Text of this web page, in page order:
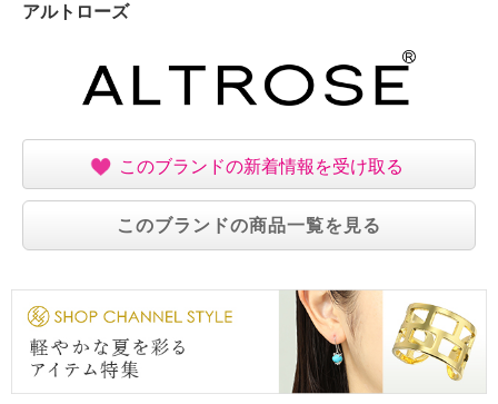
アルトローズ
このブランドの新着情報を受け取る
このブランドの商品一覧を見る